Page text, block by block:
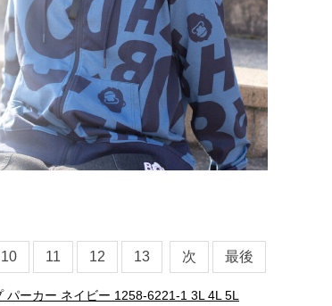
10 11 12 13 次 最後
ーカー ネイビー 1258-6221-1 3L 4L 5L